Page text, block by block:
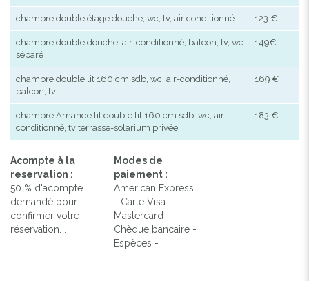
chambre double étage douche, wc, tv, air conditionné 123 €
chambre double douche, air-conditionné, balcon, tv, wc
séparé
149€
chambre double lit 160 cm sdb, wc, air-conditionné,
balcon, tv
169 €
chambre Amande lit double lit 160 cm sdb, wc, air-
conditionné, tv terrasse-solarium privée
183 €
Acompte à la
reservation :
50 % d'acompte
demandé pour
confirmer votre
réservation. .
Modes de
paiement :
American Express
- Carte Visa -
Mastercard -
Chèque bancaire -
Espèces -